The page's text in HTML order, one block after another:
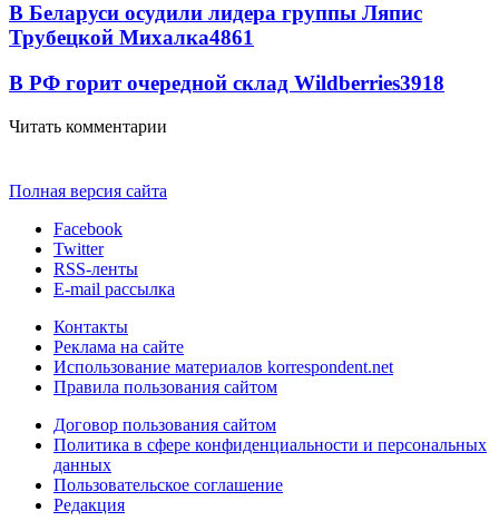
В Беларуси осудили лидера группы Ляпис
Трубецкой Михалка4861
В РФ горит очередной склад Wildberries3918
Читать комментарии
Полная версия сайта
Facebook
Twitter
RSS-ленты
E-mail рассылка
Контакты
Реклама на сайте
Использование материалов korrespondent.net
Правила пользования сайтом
Договор пользования сайтом
Политика в сфере конфиденциальности и персональных
данных
Пользовательское соглашение
Редакция